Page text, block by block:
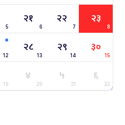
७ महिना बाँकी
७ महिना बाँकी
5
२१
6
२२
7
२३
8
12
२८
13
२९
14
३०
15
19
४
20
५
21
६
22